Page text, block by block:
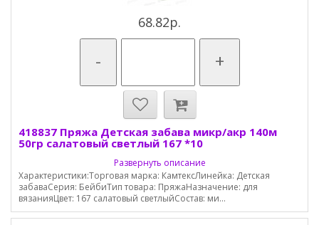
68.82р.
- +
418837 Пряжа Детская забава микр/акр 140м
50гр салатовый светлый 167 *10
Развернуть описание
Характеристики:Торговая марка: КамтексЛинейка: Детская
забаваСерия: БейбиТип товара: ПряжаНазначение: для
вязанияЦвет: 167 салатовый светлыйСостав: ми...